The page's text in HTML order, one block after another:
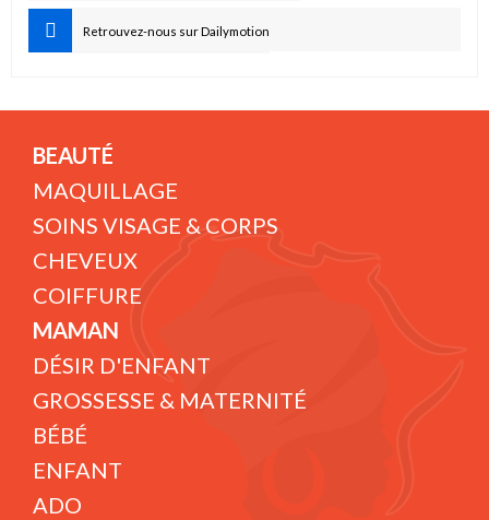
Retrouvez-nous sur Dailymotion
BEAUTÉ
MAQUILLAGE
SOINS VISAGE & CORPS
CHEVEUX
COIFFURE
MAMAN
DÉSIR D'ENFANT
GROSSESSE & MATERNITÉ
BÉBÉ
ENFANT
ADO